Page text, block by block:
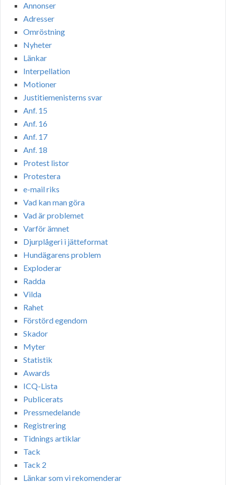
Annonser
Adresser
Omröstning
Nyheter
Länkar
Interpellation
Motioner
Justitiemenisterns svar
Anf. 15
Anf. 16
Anf. 17
Anf. 18
Protest listor
Protestera
e-mail riks
Vad kan man göra
Vad är problemet
Varför ämnet
Djurplågeri i jätteformat
Hundägarens problem
Exploderar
Radda
Vilda
Rahet
Förstörd egendom
Skador
Myter
Statistik
Awards
ICQ-Lista
Publicerats
Pressmedelande
Registrering
Tidnings artiklar
Tack
Tack 2
Länkar som vi rekomenderar